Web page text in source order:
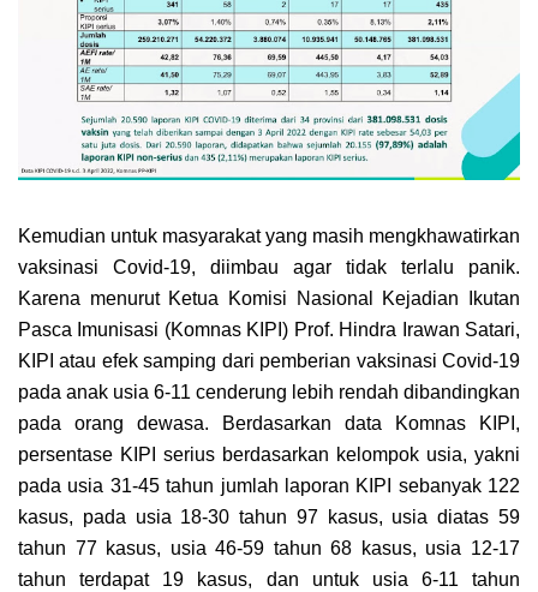
Kemudian untuk masyarakat yang masih mengkhawatirkan
vaksinasi Covid-19, diimbau agar tidak terlalu panik.
Karena menurut Ketua Komisi Nasional Kejadian Ikutan
Pasca Imunisasi (Komnas KIPI) Prof. Hindra Irawan Satari,
KIPI atau efek samping dari pemberian vaksinasi Covid-19
pada anak usia 6-11 cenderung lebih rendah dibandingkan
pada orang dewasa. Berdasarkan data Komnas KIPI,
persentase KIPI serius berdasarkan kelompok usia, yakni
pada usia 31-45 tahun jumlah laporan KIPI sebanyak 122
kasus, pada usia 18-30 tahun 97 kasus, usia diatas 59
tahun 77 kasus, usia 46-59 tahun 68 kasus, usia 12-17
tahun terdapat 19 kasus, dan untuk usia 6-11 tahun